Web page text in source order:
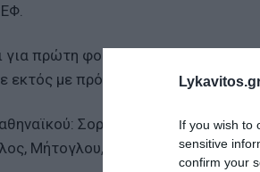
If you wish to
sensitive
confirm your
για πρώτη φορά στους φετινούς
εκτός με πρόβλημα της τελευταίας
Σορτς, Καλαϊτζάκης,
Μήτογλου, Χουάντσο.